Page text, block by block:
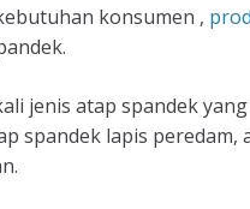
konsumen ,
jenis atap spandek
spandek lapis